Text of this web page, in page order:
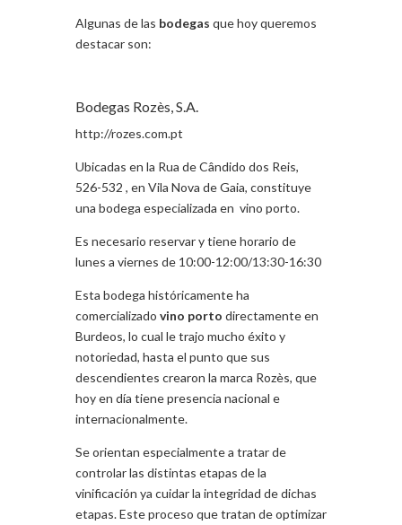
Algunas de las bodegas que hoy queremos
destacar son:
Bodegas Rozès, S.A.
http://rozes.com.pt
Ubicadas en la Rua de Cândido dos Reis,
526-532 , en Vila Nova de Gaia, constituye
una bodega especializada en vino porto.
Es necesario reservar y tiene horario de
lunes a viernes de 10:00-12:00/13:30-16:30
Esta bodega históricamente ha
comercializado vino porto directamente en
Burdeos, lo cual le trajo mucho éxito y
notoriedad, hasta el punto que sus
descendientes crearon la marca Rozès, que
hoy en día tiene presencia nacional e
internacionalmente.
Se orientan especialmente a tratar de
controlar las distintas etapas de la
vinificación ya cuidar la integridad de dichas
etapas. Este proceso que tratan de optimizar